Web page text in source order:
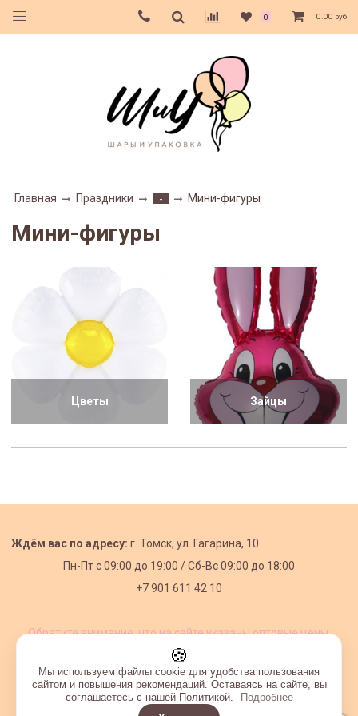
0 0.00 руб
Главная Праздники - Мини-фигуры
Мини-фигуры
Цветы Зайцы
Ждём вас по адресу: г. Томск, ул. Гагарина, 10
Пн-Пт с09:00 до 19:00 /Сб-Вс 09:00 до 18:00
+7 901 611 42 10
Обратите внимание, что на сайте указаны оптовые цены,
🍪
Мы используем файлы cookie для удобства пользования
сайтом и повышения рекомендаций. Оставаясь на сайте, вы
соглашаетесь с нашей Политикой.
Подробнее